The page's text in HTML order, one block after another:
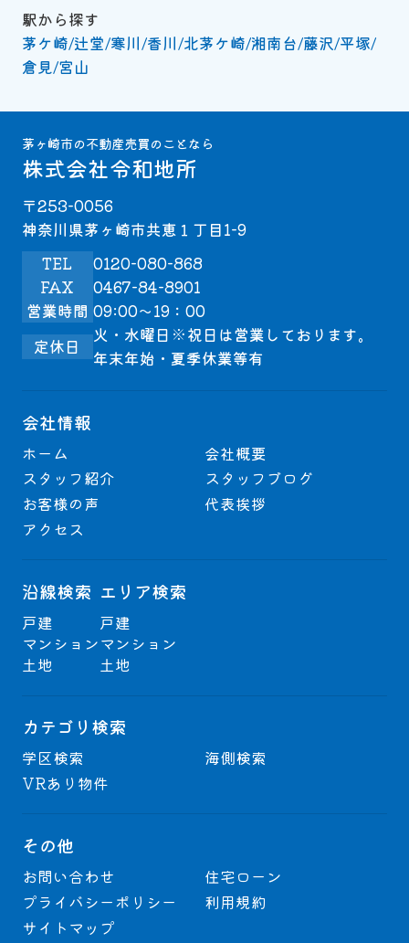
駅から探す
茅ケ崎 辻堂 寒川 香川 北茅ケ崎 湘南台 藤沢 平塚
倉見 宮山
茅ヶ崎市の不動産売買のことなら
株式会社令和地所
〒253-0056
神奈川県茅ヶ崎市共恵１丁目1-9
TEL
0120-080-868
FAX
0467-84-8901
営業時間 09:00～19：00
定休日
火・水曜日※祝日は営業しております。
年末年始・夏季休業等有
会社情報
ホーム
会社概要
スタッフ紹介
スタッフブログ
お客様の声
代表挨拶
アクセス
沿線検索
戸建
マンション
土地
エリア検索
戸建
マンション
土地
カテゴリ検索
学区検索
海側検索
VRあり物件
その他
お問い合わせ
住宅ローン
プライバシーポリシー
利用規約
サイトマップ